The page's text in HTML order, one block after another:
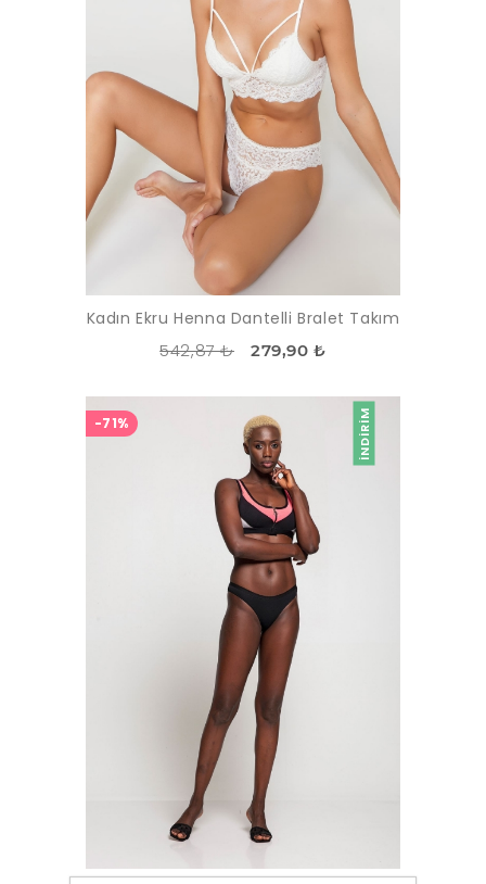
Kadın Ekru Henna Dantelli Bralet Takım
542,87 ₺ 279,90 ₺
İNDIRIM
-71%